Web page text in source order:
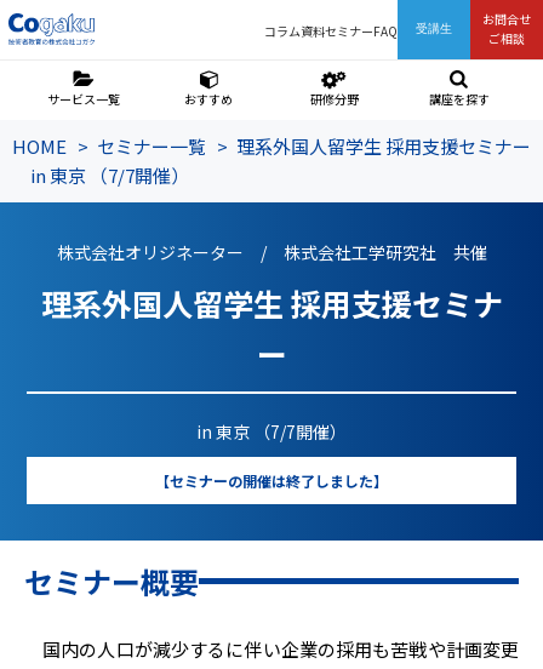
コラム資料セミナーFAQ 受講生
お問合せ
ご相談
サービス一覧 おすすめ 研修分野 講座を探す
HOME セミナー一覧
理系外国人留学生 採用支援セミナー
in 東京 （7/7開催）
株式会社オリジネーター / 株式会社工学研究社 共催
理系外国人留学生 採用支援セミナ
ー
in 東京 （7/7開催）
【セミナーの開催は終了しました】
セミナー概要
国内の人口が減少するに伴い企業の採用も苦戦や計画変更